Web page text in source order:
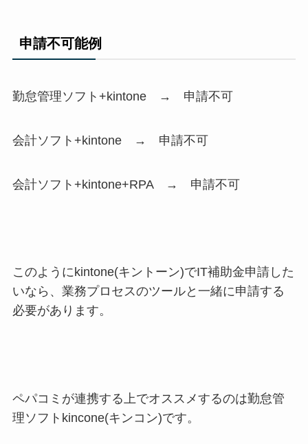
申請不可能例
勤怠管理ソフト+kintone → 申請不可
会計ソフト+kintone → 申請不可
会計ソフト+kintone+RPA → 申請不可
このようにkintone(キントーン)でIT補助金申請した
いなら、業務プロセスのツールと一緒に申請する
必要があります。
ペパコミが連携する上でオススメするのは勤怠管
理ソフトkincone(キンコン)です。